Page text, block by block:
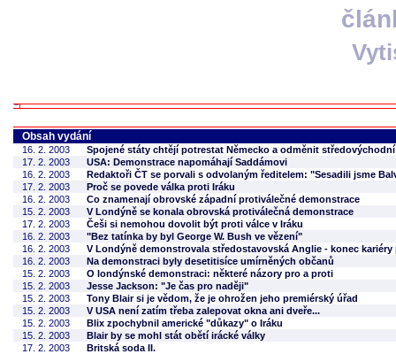
Obsah vydání
16. 2. 2003
Spojené státy chtějí potrestat Německo a odměnit
17. 2. 2003
USA: Demonstrace napomáhají Saddámovi
16. 2. 2003
Redaktoři ČT se porvali s odvolaným ředitelem: "Sesadili jsme
17. 2. 2003
Proč se povede válka proti Iráku
16. 2. 2003
Co znamenají obrovské západní protiválečné demonstrace
15. 2. 2003
V Londýně se konala obrovská protiválečná demonstrace
17. 2. 2003
Češi si nemohou dovolit být proti válce v Iráku
16. 2. 2003
"Bez tatínka by byl George W. Bush ve vězení"
16. 2. 2003
V Londýně demonstrovala středostavovská Anglie - konec kariéry
16. 2. 2003
Na demonstraci byly desetitisíce umírněných občanů
15. 2. 2003
O londýnské demonstraci: některé názory pro a proti
15. 2. 2003
Jesse Jackson: "Je čas pro naději"
15. 2. 2003
Tony Blair si je vědom, že je ohrožen jeho premiérský úřad
15. 2. 2003
V USA není zatím třeba zalepovat okna ani dveře...
15. 2. 2003
Blix zpochybnil americké "důkazy" o Iráku
15. 2. 2003
Blair by se mohl stát obětí irácké války
17. 2. 2003
Britská soda II.